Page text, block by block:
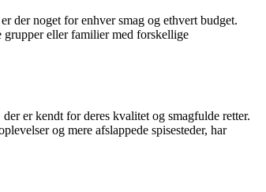
der noget for enhver smag og ethvert budget.
grupper eller familier med forskellige
er kendt for deres kvalitet og smagfulde retter.
og mere afslappede spisesteder, har